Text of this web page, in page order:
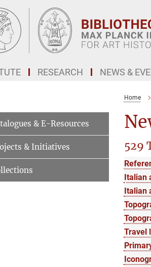
RESEARCH NEWS &
Home
529
Italian
Italian
Travel
& E-Resources
& Initiatives